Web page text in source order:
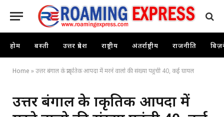
होम बस्ती उत्तर प्रदेश राष्ट्रीय अंतर्राष्ट्रीय राजनीति
Home »उत्तर बंगाल के प्राकृतिक आपदा में मरने वालो की संख्या पहुंची 40, कई घायल
उत्तर बंगाल के प्राकृतिक आपदा में